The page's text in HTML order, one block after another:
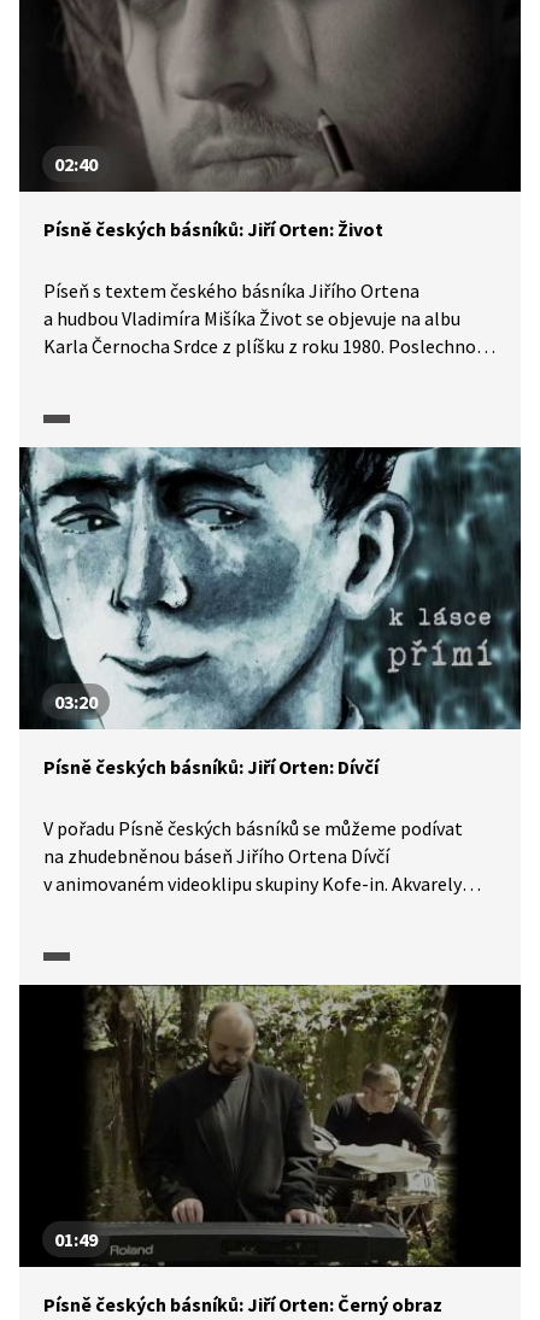
02:40
Písně českých básníků: Jiří Orten: Život
Píseň s textem českého básníka Jiřího Ortena
a hudbou Vladimíra Mišíka Život se objevuje na albu
Karla Černocha Srdce z plíšku z roku 1980. Poslechnout
03:20
Písně českých básníků: Jiří Orten: Dívčí
V pořadu Písně českých básníků se můžeme podívat
na zhudebněnou báseň Jiřího Ortena Dívčí
v animovaném videoklipu skupiny Kofe-in. Akvarely
Čarodějův učeň, vytvořila opavská výtvarnice Kristýna
Krahulcová.
01:49
Písně českých básníků: Jiří Orten: Černý obraz